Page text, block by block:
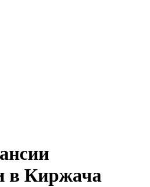
в Киржача